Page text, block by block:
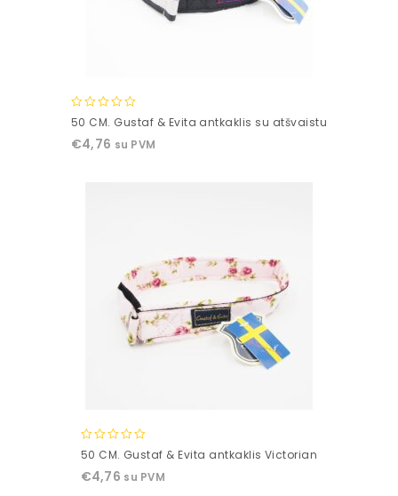
0
of
50 CM. Gustaf & Evita antkaklis su atšvaistu
€4,76 su PVM
0
of
50 CM. Gustaf & Evita antkaklis Victorian
€4,76 su PVM